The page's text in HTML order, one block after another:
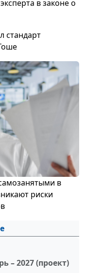
в законе о
стандарт
в
риски
– 2027 (проект)